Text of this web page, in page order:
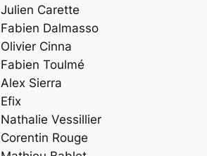
Julien Carette
Fabien Dalmasso
Olivier Cinna
Fabien Toulmé
Alex Sierra
Efix
Nathalie Vessillier
Corentin Rouge